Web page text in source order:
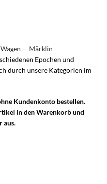
– Märklin
Epochen und
durch unsere Kategorien im
Kundenkonto bestellen.
in den Warenkorb und
aus.